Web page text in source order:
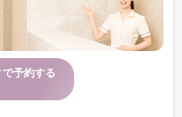
予約する